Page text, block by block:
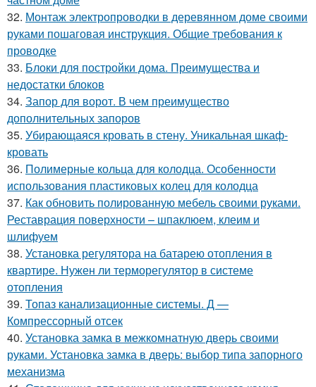
32. Монтаж электропроводки в деревянном доме своими
руками пошаговая инструкция. Общие требования к
проводке
33. Блоки для постройки дома. Преимущества и
недостатки блоков
34. Запор для ворот. В чем преимущество
дополнительных запоров
35. Убирающаяся кровать в стену. Уникальная шкаф-
кровать
36. Полимерные кольца для колодца. Особенности
использования пластиковых колец для колодца
37. Как обновить полированную мебель своими руками.
Реставрация поверхности – шпаклюем, клеим и
шлифуем
38. Установка регулятора на батарею отопления в
квартире. Нужен ли терморегулятор в системе
отопления
39. Топаз канализационные системы. Д —
Компрессорный отсек
40. Установка замка в межкомнатную дверь своими
руками. Установка замка в дверь: выбор типа запорного
механизма